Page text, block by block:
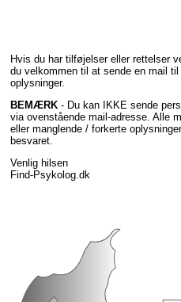
Hvis du har tilføjelser eller rettelser
du velkommen til at sende en mail til
oplysninger.
BEMÆRK - Du kan IKKE sende
via ovenstående mail-adresse. Alle
eller manglende / forkerte
besvaret.
Venlig hilsen
Find-Psykolog.dk